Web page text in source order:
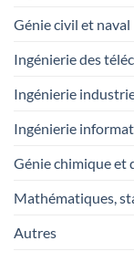
Génie civil et naval
Ingénierie des
Ingénierie
Ingénierie
Génie chimique et
Mathématiques,
Autres